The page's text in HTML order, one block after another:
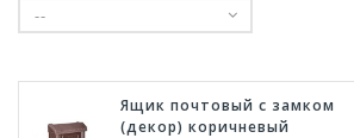
--
Ящик почтовый с замком
(декор) коричневый